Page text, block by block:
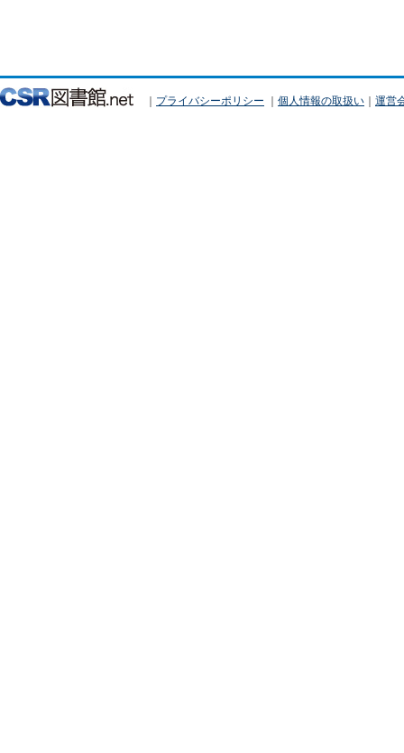
｜ プライバシーポリシー ｜ 個人情報の取扱い ｜ 運営